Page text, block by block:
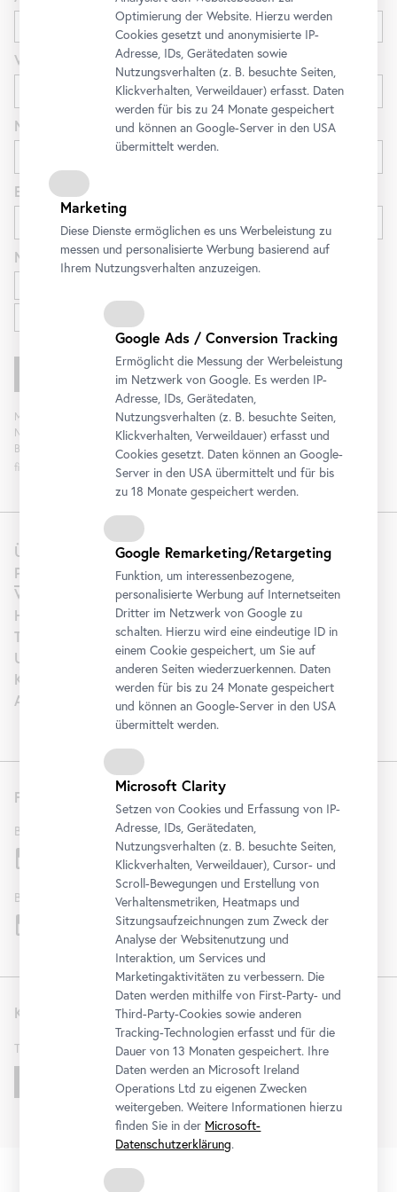
Über uns
Presse
Vermietung
Hochzeit
Tourism | B2B
Unterstützen
Karriere
Artothek
Kontakt
T
Schreiben Sie uns!
Folgen Sie uns
Belvedere
Belvedere 21
Vorname
Nachname
E-Mail
Newsletterfür
Ausstellungen und Programm
Mit „Registrieren“ stimmen Sie der Verarbeitung Ihrer Daten sowie Analyse der
Newsletterinteraktion zum Zweck der Newsletterzusendung durch das
Belvedere zu. Die Einwilligung kann widerrufen werden. Weitere Informationen
finden Sie
Optimierung der Website. Hierzu werden
Cookies gesetzt und anonymisierte IP-
Adresse, IDs, Gerätedaten sowie
Nutzungsverhalten (z. B. besuchte Seiten,
Klickverhalten, Verweildauer) erfasst. Daten
werden für bis zu 24 Monate gespeichert
und können an Google-Server in den USA
übermittelt werden.
Marketing
Diese Dienste ermöglichen es uns Werbeleistung zu
messen und personalisierte Werbung basierend auf
Ihrem Nutzungsverhalten anzuzeigen.
Google Ads / Conversion Tracking
Ermöglicht die Messung der Werbeleistung
im Netzwerk von Google. Es werden IP-
Adresse, IDs, Gerätedaten,
Nutzungsverhalten (z. B. besuchte Seiten,
Klickverhalten, Verweildauer) erfasst und
Cookies gesetzt. Daten können an Google-
Server in den USA übermittelt und für bis
zu 18 Monate gespeichert werden.
Google Remarketing/Retargeting
Funktion, um interessenbezogene,
personalisierte Werbung auf Internetseiten
Dritter im Netzwerk von Google zu
schalten. Hierzu wird eine eindeutige ID in
einem Cookie gespeichert, um Sie auf
anderen Seiten wiederzuerkennen. Daten
werden für bis zu 24 Monate gespeichert
und können an Google-Server in den USA
übermittelt werden.
Microsoft Clarity
Setzen von Cookies und Erfassung von IP-
Adresse, IDs, Gerätedaten,
Nutzungsverhalten (z. B. besuchte Seiten,
Klickverhalten, Verweildauer), Cursor- und
Scroll-Bewegungen und Erstellung von
Verhaltensmetriken, Heatmaps und
Sitzungsaufzeichnungen zum Zweck der
Analyse der Websitenutzung und
Interaktion, um Services und
Marketingaktivitäten zu verbessern. Die
Daten werden mithilfe von First-Party- und
Third-Party-Cookies sowie anderen
Tracking-Technologien erfasst und für die
Dauer von 13 Monaten gespeichert. Ihre
Daten werden an Microsoft Ireland
Operations Ltd zu eigenen Zwecken
weitergeben. Weitere Informationen hierzu
finden Sie in der Microsoft-
Datenschutzerklärung.